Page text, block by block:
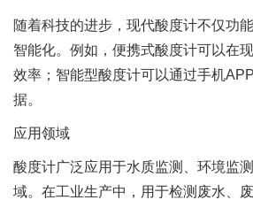
随着科技的进步，现代酸度计不仅功
智能化。例如，便携式酸度计可以在
效率；智能型酸度计可以通过手机
据。
应用领域
酸度计广泛应用于水质监测、环境监
域。在工业生产中，用于检测废水、